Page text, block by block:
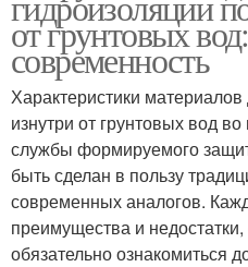
от грунтовых
современность
Характеристики
изнутри от грунтовых вод
службы формируемого
быть сделан в пользу
современных аналогов.
преимущества и
обязательно ознакомиться